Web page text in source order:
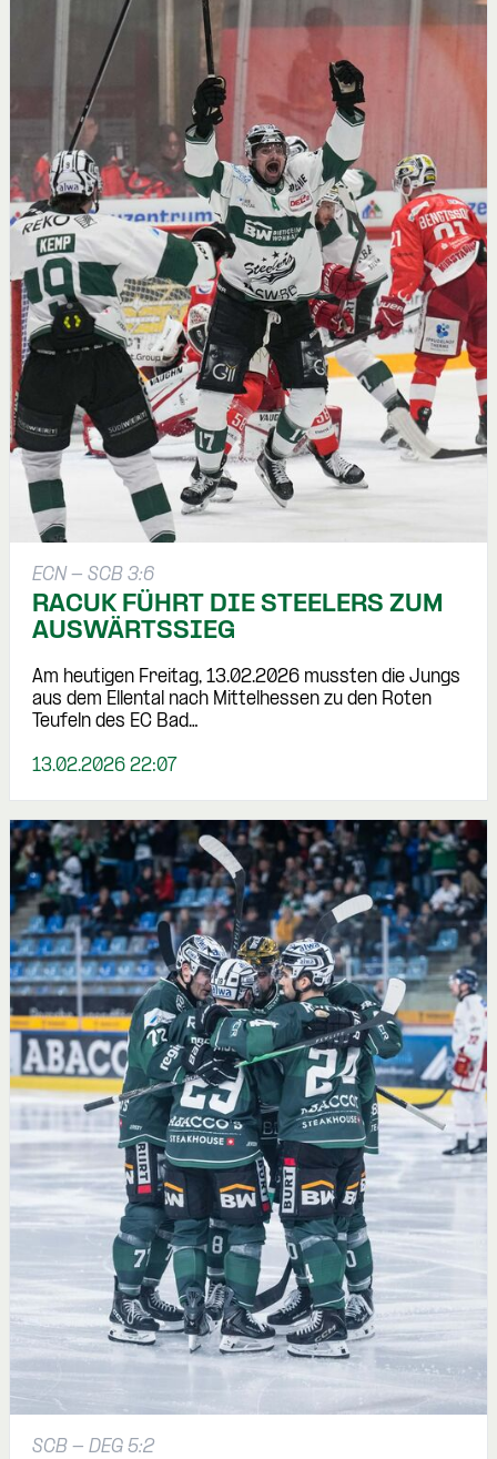
ECN - SCB 3:6
RACUK FÜHRT DIE STEELERS ZUM
AUSWÄRTSSIEG
Am heutigen Freitag, 13.02.2026 mussten die Jungs
aus dem Ellental nach Mittelhessen zu den Roten
Teufeln des EC Bad…
13.02.2026 22:07
SCB - DEG 5:2